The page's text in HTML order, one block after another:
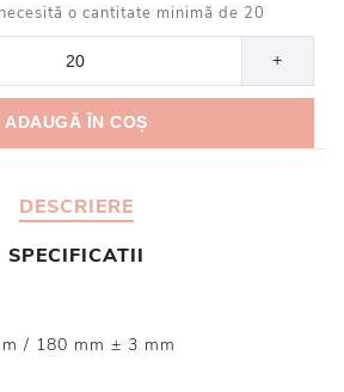
o cantitate minimă de 20
+
DESCRIERE
SPECIFICATII
/ 180 mm ± 3 mm